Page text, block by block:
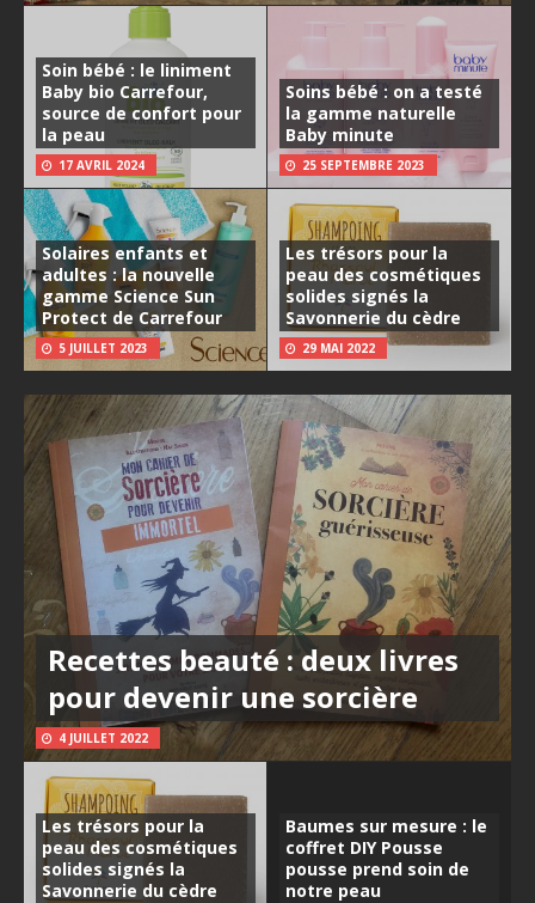
Soin bébé : le liniment
Baby bio Carrefour,
source de confort pour
la peau
17 AVRIL 2024
Soins bébé : on a testé
la gamme naturelle
Baby minute
25 SEPTEMBRE 2023
Solaires enfants et
adultes : la nouvelle
gamme Science Sun
Protect de Carrefour
5 JUILLET 2023
Les trésors pour la
peau des cosmétiques
solides signés la
Savonnerie du cèdre
29 MAI 2022
Recettes beauté : deux livres
pour devenir une sorcière
4 JUILLET 2022
Les trésors pour la
peau des cosmétiques
solides signés la
Savonnerie du cèdre
Baumes sur mesure : le
coffret DIY Pousse
pousse prend soin de
notre peau